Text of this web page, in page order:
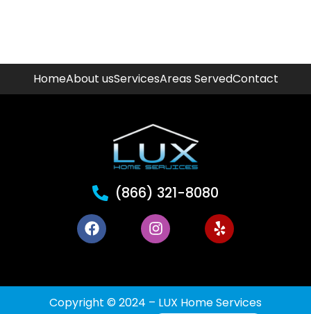
HomeAbout usServicesAreas ServedContact
(866) 321-8080
Copyright © 2024 – LUX Home Services